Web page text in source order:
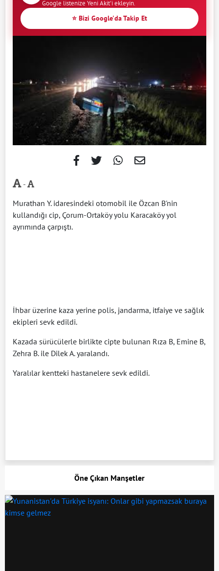
Google listenize Yeni Akit'i ekleyin.
⭐ Bizi Google'da Takip Et
-
Murathan Y. idaresindeki otomobil ile Özcan B'nin
kullandığı cip, Çorum-Ortaköy yolu Karacaköy yol
ayrımında çarpıştı.
İhbar üzerine kaza yerine polis, jandarma, itfaiye ve sağlık
ekipleri sevk edildi.
Kazada sürücülerle birlikte cipte bulunan Rıza B, Emine B,
Zehra B. ile Dilek A. yaralandı.
Yaralılar kentteki hastanelere sevk edildi.
Öne Çıkan Manşetler